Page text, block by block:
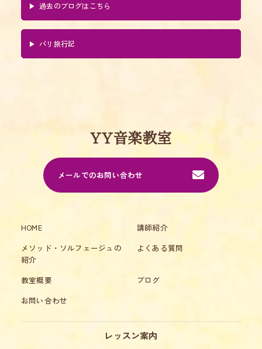
過去のブログはこちら
パリ旅行記
YY音楽教室
メールでのお問い合わせ
HOME
講師紹介
メソッド・ソルフェージュの
紹介
よくある質問
教室概要
ブログ
お問い合わせ
レッスン案内